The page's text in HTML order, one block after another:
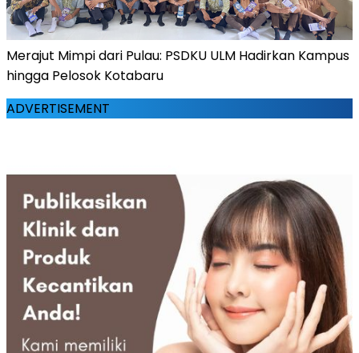
Merajut Mimpi dari Pulau: PSDKU ULM Hadirkan Kampus
hingga Pelosok Kotabaru
ADVERTISEMENT